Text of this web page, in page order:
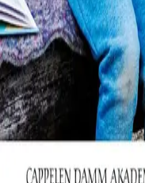
Om Norske
Vil du bli
Nyhetsbrev
Personvern
©Cappelen Damm AS
|Rettigheter og lover